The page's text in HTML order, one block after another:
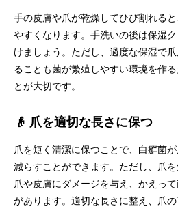
手の皮膚や爪が乾燥してひび割れる
やすくなります。手洗いの後は保湿
けましょう。ただし、過度な保湿で
ることも菌が繁殖しやすい環境を作
とが大切です。
👴 爪を適切な長さに保つ
爪を短く清潔に保つことで、白癬菌
減らすことができます。ただし、爪
爪や皮膚にダメージを与え、かえっ
があります。適切な長さに整え、爪